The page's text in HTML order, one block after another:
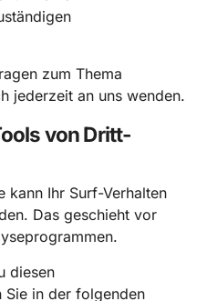
zum Thema
jederzeit an uns wenden.
von Dritt­
kann Ihr Surf-Verhalten
Das geschieht vor
diesen
Sie in der folgenden